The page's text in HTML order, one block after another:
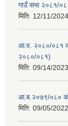
गाउँ सभा २०८१/
मिति: 12/11/
आ.व. २०८०/०८१ को
२०८०/०८१)
मिति: 09/14/
आ.ब.२०७९/०८० को
मिति: 09/05/